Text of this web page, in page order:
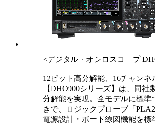
<デジタル・オシロスコープ
12ビット高分解能、16チャン
【DHO900シリーズ】は、同
分解能を実現。全モデルに標準
きで、ロジックプローブ「
電源設計・ボード線図機能を標